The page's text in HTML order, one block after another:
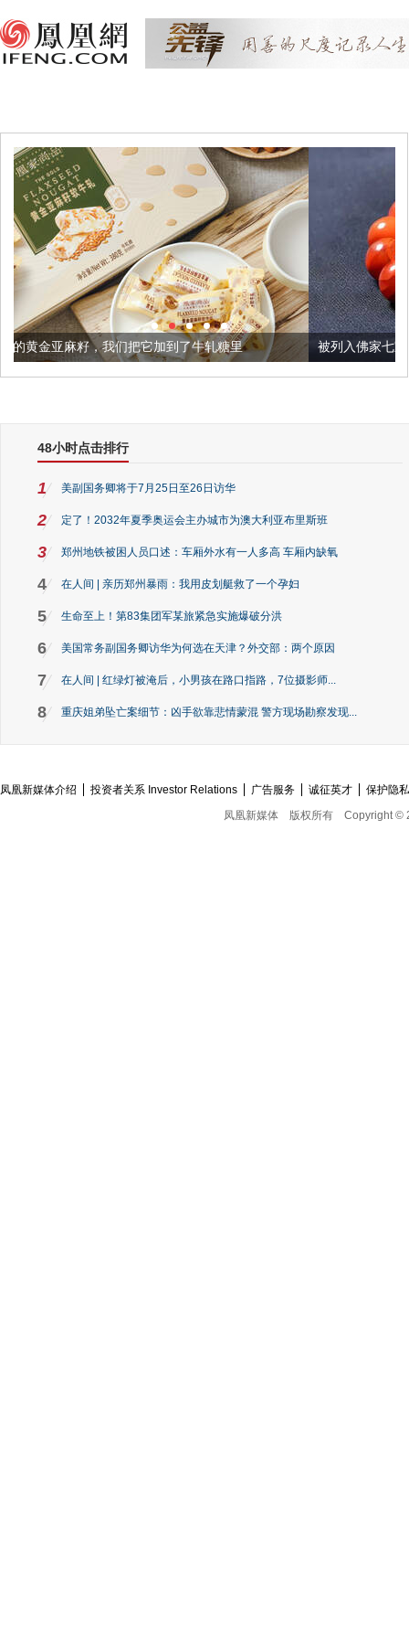
把它加到了牛轧糖里 被列入佛家七宝的它到底有多美？
48小时点击排行
1 美副国务卿将于7月25日至26日访华
2 定了！2032年夏季奥运会主办城市为澳大利亚布里斯班
3 郑州地铁被困人员口述：车厢外水有一人多高 车厢内缺氧
4 在人间 | 亲历郑州暴雨：我用皮划艇救了一个孕妇
5 生命至上！第83集团军某旅紧急实施爆破分洪
6 美国常务副国务卿访华为何选在天津？外交部：两个原因
7 在人间 | 红绿灯被淹后，小男孩在路口指路，7位摄影师...
8 重庆姐弟坠亡案细节：凶手欲靠悲情蒙混 警方现场勘察发现...
凤凰新媒体介绍 投资者关系 Investor Relations 广告服务 诚征英才
保护隐
凤凰新媒体
版权所有 Copyright ©